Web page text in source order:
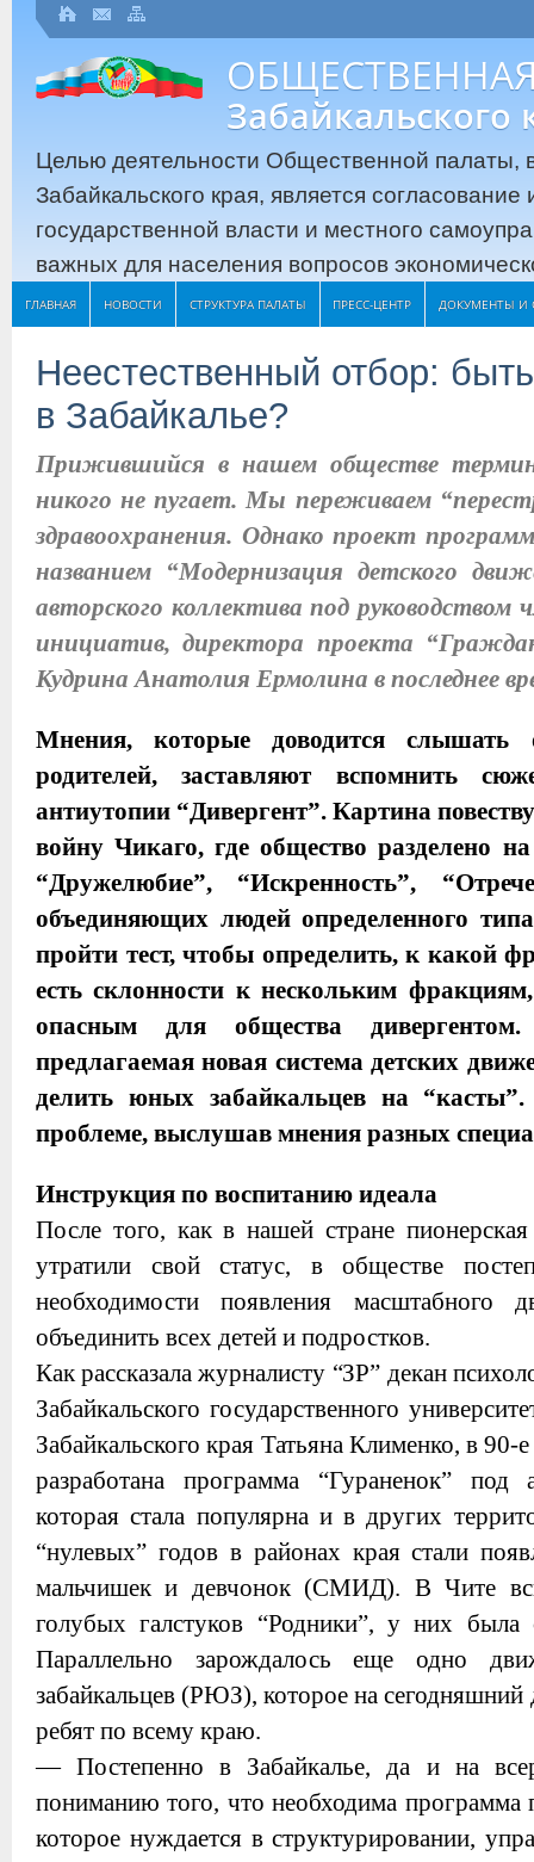
Забайкальского
Целью деятельности Общественной палаты,
Забайкальского края, является
государственной власти и местного
важных для населения вопросов
ГЛАВНАЯ НОВОСТИ СТРУКТУРА ПАЛАТЫ ПРЕСС-ЦЕНТР ДОКУМЕНТЫ И
Неестественный отбор:
в Забайкалье?
Прижившийся в нашем обществе
никого не пугает. Мы переживаем
здравоохранения. Однако проект
названием “Модернизация детского
авторского коллектива под
инициатив, директора проекта
Кудрина Анатолия Ермолина в последнее
Мнения, которые доводится слышать
родителей, заставляют вспомнить
антиутопии “Дивергент”. Картина
войну Чикаго, где общество разделено
“Дружелюбие”, “Искренность”,
объединяющих людей определенного
пройти тест, чтобы определить, к какой
есть склонности к нескольким
опасным для общества
предлагаемая новая система детских
делить юных забайкальцев на
проблеме, выслушав мнения разных
Инструкция по воспитанию идеала
После того, как в нашей стране
утратили свой статус, в обществе
необходимости появления масштабного
объединить всех детей и подростков.
Как рассказала журналисту “ЗР” декан
Забайкальского государственного
Забайкальского края Татьяна Клименко, в
разработана программа “Гураненок”
которая стала популярна и в других
“нулевых” годов в районах края стали
мальчишек и девчонок (СМИД). В Чите
голубых галстуков “Родники”, у них была
Параллельно зарождалось еще одно
забайкальцев (РЮЗ), которое на сегодняшний
ребят по всему краю.
— Постепенно в Забайкалье, да и на
пониманию того, что необходима программа
которое нуждается в структурировании,